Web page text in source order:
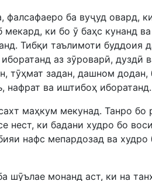
фалсафаеро ба вуҷуд овард,
ки бо ӯ баҳс кунанд
Тибқи таълимоти буддоия
аз зӯроварӣ, дуздӣ
тӯҳмат задан, дашном
нафрат ва иштибоҳ иборатанд.
маҳкум мекунад. Танро бо
ки бадани худро бо
нафс мепардозад ва худро
шӯълае монанд аст, ки на